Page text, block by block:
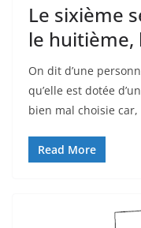
Le sixième
le
On dit d’une
qu’elle est dotée
bien mal choisie car,
Read More